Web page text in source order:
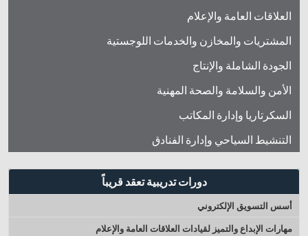
العلاقات العامة والإعلام
المشتريات والمخازن والخدمات اللوجستية
الجودة الشاملة والإنتاج
الأمن والسلامة والصحة المهنية
السكرتاريا وإدارة المكاتب
التنشيط السياحي وإدارة الفنادق
دورات تدريبية تعقد قريباً
أسس التسويق الإلكتروني
مهارات الإبداع والتميز لقيادات العلاقات العامة والإعلام